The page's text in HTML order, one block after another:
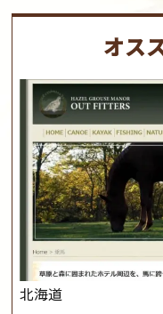
オス
北海道